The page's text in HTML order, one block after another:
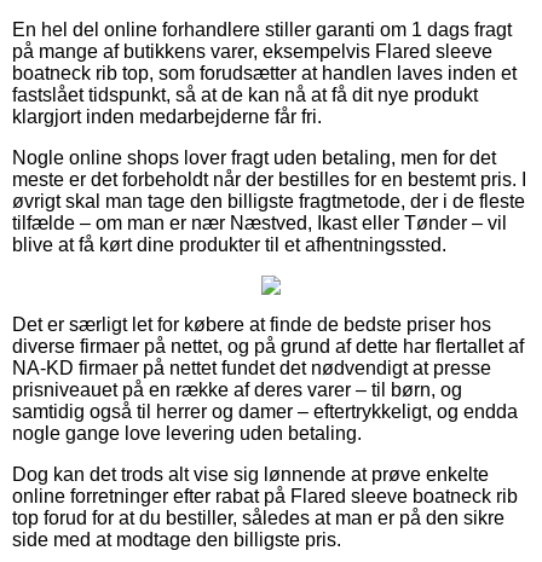
En hel del online forhandlere stiller garanti om 1 dags fragt
på mange af butikkens varer, eksempelvis Flared sleeve
boatneck rib top, som forudsætter at handlen laves inden et
fastslået tidspunkt, så at de kan nå at få dit nye produkt
klargjort inden medarbejderne får fri.
Nogle online shops lover fragt uden betaling, men for det
meste er det forbeholdt når der bestilles for en bestemt pris. I
øvrigt skal man tage den billigste fragtmetode, der i de fleste
tilfælde – om man er nær Næstved, Ikast eller Tønder – vil
blive at få kørt dine produkter til et afhentningssted.
Det er særligt let for købere at finde de bedste priser hos
diverse firmaer på nettet, og på grund af dette har flertallet af
NA-KD firmaer på nettet fundet det nødvendigt at presse
prisniveauet på en række af deres varer – til børn, og
samtidig også til herrer og damer – eftertrykkeligt, og endda
nogle gange love levering uden betaling.
Dog kan det trods alt vise sig lønnende at prøve enkelte
online forretninger efter rabat på Flared sleeve boatneck rib
top forud for at du bestiller, således at man er på den sikre
side med at modtage den billigste pris.